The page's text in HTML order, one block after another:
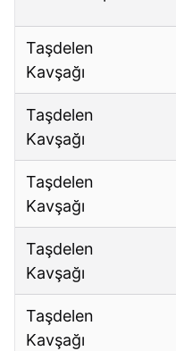
Taşdelen
Kavşağı
Taşdelen
Kavşağı
Taşdelen
Kavşağı
Taşdelen
Kavşağı
Taşdelen
Kavşağı